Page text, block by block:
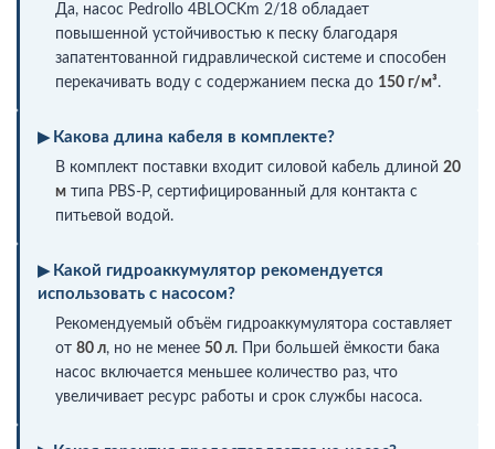
Да, насос Pedrollo 4BLOCKm 2/18 обладает
повышенной устойчивостью к песку благодаря
запатентованной гидравлической системе и способен
перекачивать воду с содержанием песка до 150 г/м³.
Какова длина кабеля в комплекте?
В комплект поставки входит силовой кабель длиной 20
м типа PBS-P, сертифицированный для контакта с
питьевой водой.
Какой гидроаккумулятор рекомендуется
использовать с насосом?
Рекомендуемый объём гидроаккумулятора составляет
от 80 л, но не менее 50 л. При большей ёмкости бака
насос включается меньшее количество раз, что
увеличивает ресурс работы и срок службы насоса.